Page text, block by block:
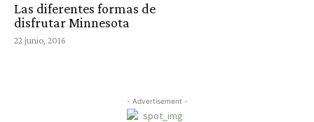
Las diferentes formas de
disfrutar Minnesota
22 junio, 2016
- Advertisement -